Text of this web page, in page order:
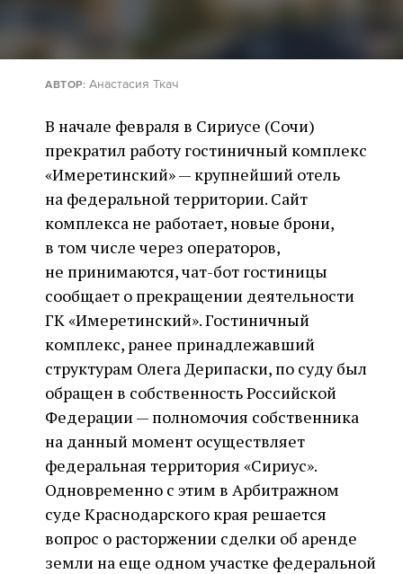
АВТОР: Анастасия Ткач
В начале февраля в Сириусе (Сочи)
прекратил работу гостиничный комплекс
«Имеретинский» — крупнейший отель
на федеральной территории. Сайт
комплекса не работает, новые брони,
в том числе через операторов,
не принимаются, чат-бот гостиницы
сообщает о прекращении деятельности
ГК «Имеретинский». Гостиничный
комплекс, ранее принадлежавший
структурам Олега Дерипаски, по суду был
обращен в собственность Российской
Федерации — полномочия собственника
на данный момент осуществляет
федеральная территория «Сириус».
Одновременно с этим в Арбитражном
суде Краснодарского края решается
вопрос о расторжении сделки об аренде
земли на еще одном участке федеральной